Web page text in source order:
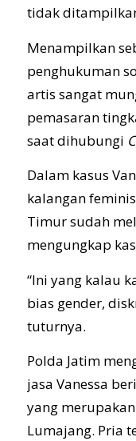
tidak
Menampilkan
penghukuman
artis sangat
pemasaran
saat dihubungi
Dalam kasus
kalangan
Timur sudah
mengungkap
“Ini yang kalau
bias gender,
tuturnya.
Polda Jatim
jasa Vanessa
yang
Lumajang. Pria